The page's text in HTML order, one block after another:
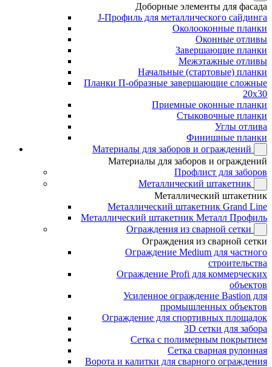
Доборные элементы для фасада
J-Профиль для металлического сайдинга
Околооконные планки
Оконные отливы
Завершающие планки
Межэтажные отливы
Начальные (стартовые) планки
Планки П-образные завершающие сложные
20x30
Приемные оконные планки
Стыковочные планки
Углы отлива
Финишные планки
Материалы для заборов и ограждений
Материалы для заборов и ограждений
Профлист для заборов
Металлический штакетник
Металлический штакетник
Металлический штакетник Grand Line
Металлический штакетник Металл Профиль
Ограждения из сварной сетки
Ограждения из сварной сетки
Ограждение Medium для частного
строительства
Ограждение Profi для коммерческих
объектов
Усиленное ограждение Bastion для
промышленных объектов
Ограждение для спортивных площадок
3D сетки для забора
Сетка с полимерным покрытием
Сетка сварная рулонная
Ворота и калитки для сварного ограждения